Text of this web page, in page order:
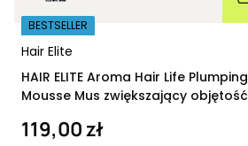
Hair Elite
BESTSELLER
HAIR ELITE Aroma Hair Life Plumping
Mousse Mus zwiększający objętość
119,00 zł